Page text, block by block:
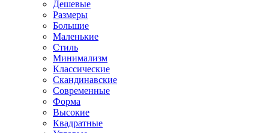
Дешевые
Размеры
Большие
Маленькие
Стиль
Минимализм
Классические
Скандинавские
Современные
Форма
Высокие
Квадратные